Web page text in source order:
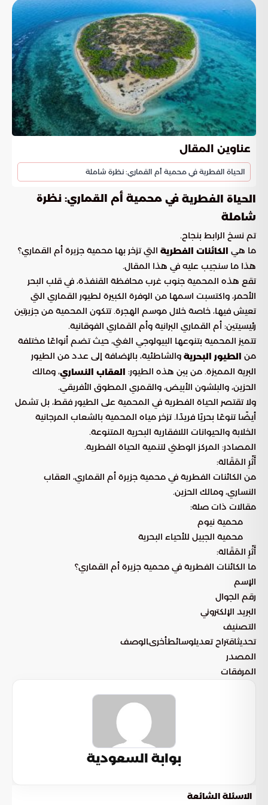
عناوين المقال
الحياة الفطرية في محمية أم القماري: نظرة شاملة
الحياة الفطرية في محمية أم القماري: نظرة
شاملة
تم نسخ الرابط بنجاح.
ما هي الكائنات الفطرية التي تزخر بها محمية جزيرة أم القماري؟
هذا ما سنجيب عليه في هذا المقال.
تقع هذه المحمية جنوب غرب محافظة القنفذة، في قلب البحر
الأحمر، واكتسبت اسمها من الوفرة الكبيرة لطيور القماري التي
تعيش فيها، خاصة خلال موسم الهجرة. تتكون المحمية من جزيرتين
رئيسيتين: أم القماري البرانية وأم القماري الفوقانية.
تتميز المحمية بتنوعها البيولوجي الغني، حيث تضم أنواعًا مختلفة
من الطيور البحرية والشاطئية، بالإضافة إلى عدد من الطيور
البرية المميزة. من بين هذه الطيور: العقاب النساري، ومالك
الحزين، والبلشون الأبيض، والقمري المطوق الأفريقي.
ولا تقتصر الحياة الفطرية في المحمية على الطيور فقط، بل تشمل
أيضًا تنوعًا بحريًا فريدًا. تزخر مياه المحمية بالشعاب المرجانية
الخلابة والحيوانات اللافقارية البحرية المتنوعة.
المصادر: المركز الوطني لتنمية الحياة الفطرية.
أَثْرِ المَقَالة:
من الكائنات الفطرية في محمية جزيرة أم القماري، العقاب
النساري، ومالك الحزين.
مقالات ذات صلة:
محمية نيوم
محمية الجبيل للأحياء البحرية
أَثْرِ المَقَالة:
ما الكائنات الفطرية في محمية جزيرة أم القماري؟
الإسم
رقم الجوال
البريد الإلكتروني
التصنيف
تحديثاقتراح تعديلوسائطأخرىالوصف
المصدر
المرفقات
بوابة السعودية
الاسئلة الشائعة